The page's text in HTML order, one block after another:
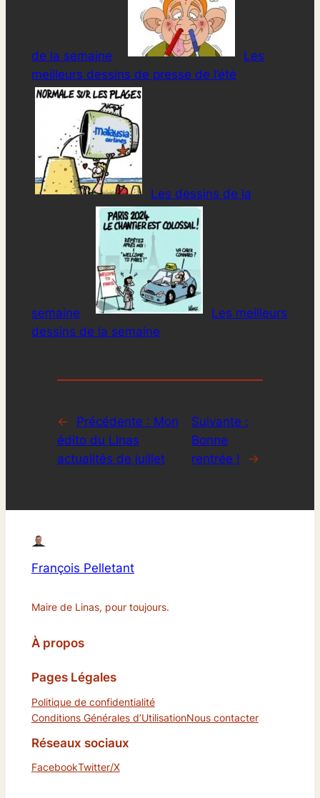
de la semaine
Les
meilleurs dessins de presse de l’été
Les dessins de la
semaine
Les meilleurs
dessins de la semaine
← Précédente : Mon
édito du Linas
actualités de juillet
Suivante :
Bonne
rentrée !
→
François Pelletant
Maire de Linas, pour toujours.
À propos
Pages Légales
Politique de confidentialité
Conditions Générales d’UtilisationNous contacter
Réseaux sociaux
FacebookTwitter/X